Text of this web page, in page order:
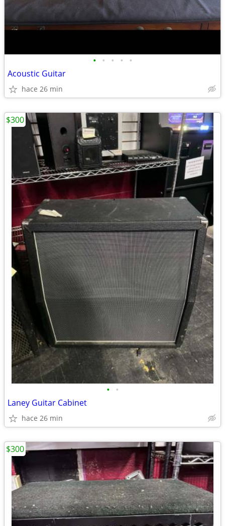
• • • • •
Acoustic Guitar
hace 26 min
• •
Laney Guitar Cabinet
hace 26 min
$300
$300